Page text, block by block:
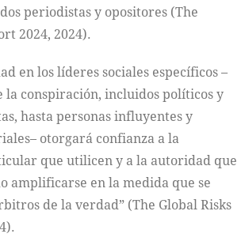
periodistas y opositores (The
2024, 2024).
en los líderes sociales específicos –
la conspiración, incluidos políticos y
hasta personas influyentes y
otorgará confianza a la
que utilicen y a la autoridad que
amplificarse en la medida que se
de la verdad” (The Global Risks